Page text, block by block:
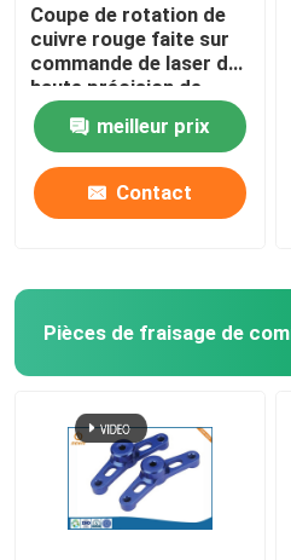
Coupe de rotation de
cuivre rouge faite sur
commande de laser de
haute précision de
service de commande
numérique par
ordinateur
meilleur prix
Contact